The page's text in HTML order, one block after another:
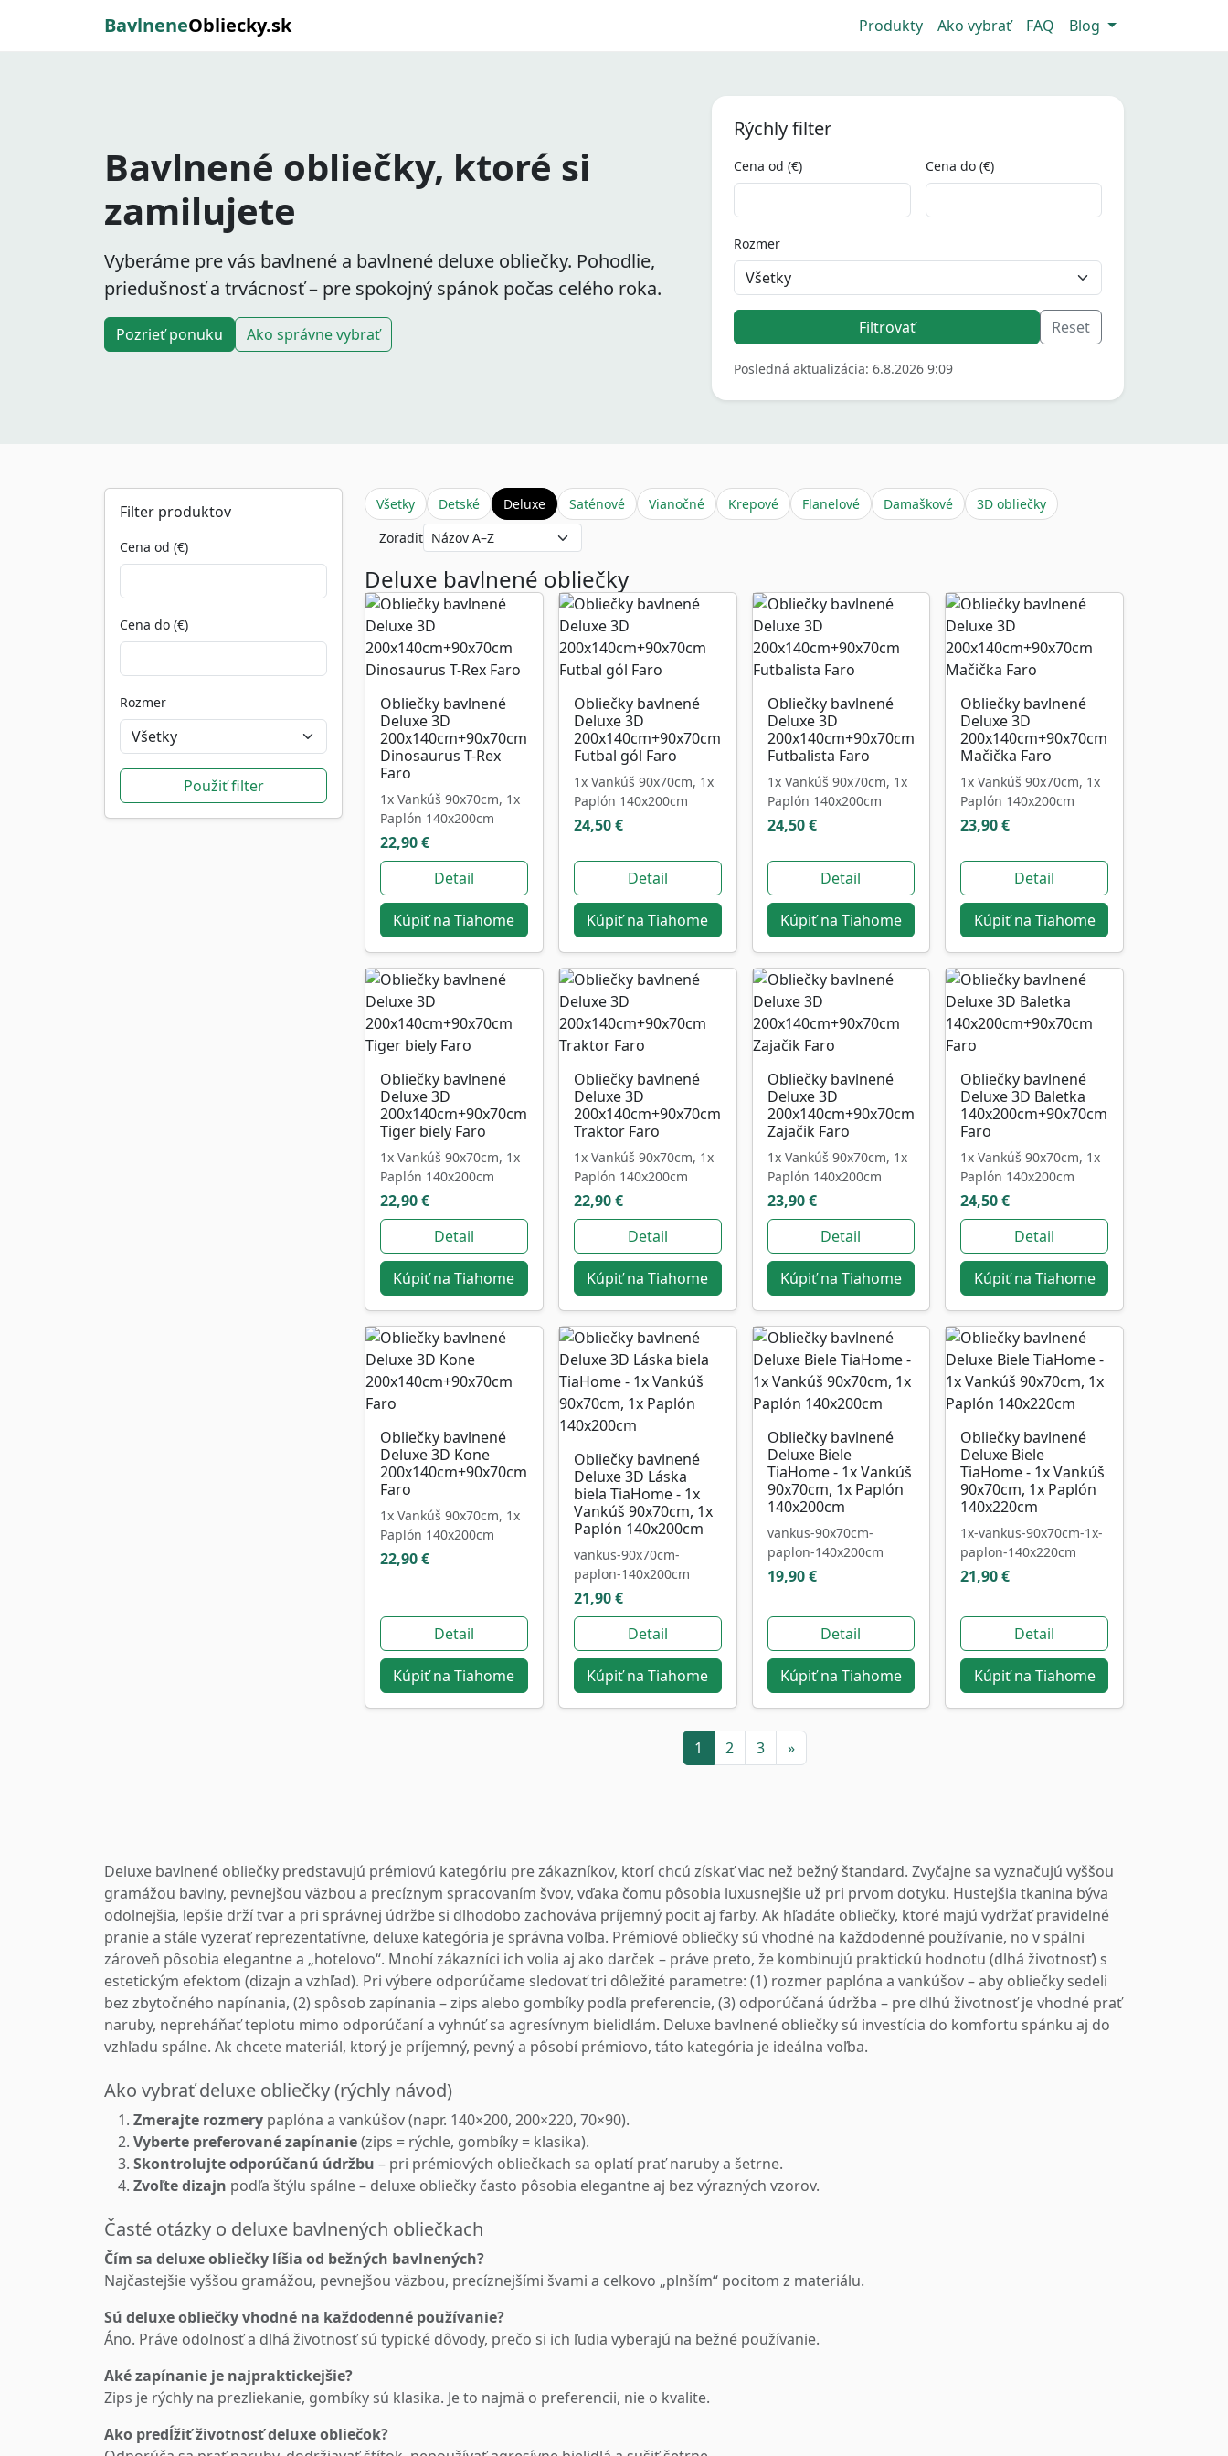
BavlneneObliecky.sk Produkty Ako vybrať FAQ Blog
Bavlnené obliečky, ktoré si
zamilujete
Vyberáme pre vás bavlnené a bavlnené deluxe obliečky. Pohodlie,
priedušnosť a trvácnosť – pre spokojný spánok počas celého roka.
Pozrieť ponuku Ako správne vybrať
Rýchly filter
Cena od (€) Cena do (€)
Rozmer
Posledná aktualizácia: 6.8.2026 9:09
Filter produktov
Cena od (€)
Cena do (€)
Rozmer
Všetky Detské Deluxe Saténové Vianočné Krepové Flanelové Damaškové
3D obliečky
Zoradiť
Deluxe bavlnené obliečky
Obliečky bavlnené
Deluxe 3D
200x140cm+90x70cm
Dinosaurus T-Rex
Faro
1x Vankúš 90x70cm, 1x
Paplón 140x200cm
22,90 €
Detail
Kúpiť na Tiahome
Obliečky bavlnené
Deluxe 3D
200x140cm+90x70cm
Futbal gól Faro
1x Vankúš 90x70cm, 1x
Paplón 140x200cm
24,50 €
Detail
Kúpiť na Tiahome
Obliečky bavlnené
Deluxe 3D
200x140cm+90x70cm
Futbalista Faro
1x Vankúš 90x70cm, 1x
Paplón 140x200cm
24,50 €
Detail
Kúpiť na Tiahome
Obliečky bavlnené
Deluxe 3D
200x140cm+90x70cm
Mačička Faro
1x Vankúš 90x70cm, 1x
Paplón 140x200cm
23,90 €
Detail
Kúpiť na Tiahome
Obliečky bavlnené
Deluxe 3D
200x140cm+90x70cm
Tiger biely Faro
1x Vankúš 90x70cm, 1x
Paplón 140x200cm
22,90 €
Detail
Kúpiť na Tiahome
Obliečky bavlnené
Deluxe 3D
200x140cm+90x70cm
Traktor Faro
1x Vankúš 90x70cm, 1x
Paplón 140x200cm
22,90 €
Detail
Kúpiť na Tiahome
Obliečky bavlnené
Deluxe 3D
200x140cm+90x70cm
Zajačik Faro
1x Vankúš 90x70cm, 1x
Paplón 140x200cm
23,90 €
Detail
Kúpiť na Tiahome
Obliečky bavlnené
Deluxe 3D Baletka
140x200cm+90x70cm
Faro
1x Vankúš 90x70cm, 1x
Paplón 140x200cm
24,50 €
Detail
Kúpiť na Tiahome
Obliečky bavlnené
Deluxe 3D Kone
200x140cm+90x70cm
Faro
1x Vankúš 90x70cm, 1x
Paplón 140x200cm
22,90 €
Detail
Kúpiť na Tiahome
Obliečky bavlnené
Deluxe 3D Láska
biela TiaHome - 1x
Vankúš 90x70cm, 1x
Paplón 140x200cm
vankus-90x70cm-
paplon-140x200cm
21,90 €
Detail
Kúpiť na Tiahome
Obliečky bavlnené
Deluxe Biele
TiaHome - 1x Vankúš
90x70cm, 1x Paplón
140x200cm
vankus-90x70cm-
paplon-140x200cm
19,90 €
Detail
Kúpiť na Tiahome
Obliečky bavlnené
Deluxe Biele
TiaHome - 1x Vankúš
90x70cm, 1x Paplón
140x220cm
1x-vankus-90x70cm-1x-
paplon-140x220cm
21,90 €
Detail
Kúpiť na Tiahome
1 2 3 »
Deluxe bavlnené obliečky predstavujú prémiovú kategóriu pre zákazníkov, ktorí chcú získať viac než bežný štandard. Zvyčajne sa vyznačujú vyššou
gramážou bavlny, pevnejšou väzbou a precíznym spracovaním švov, vďaka čomu pôsobia luxusnejšie už pri prvom dotyku. Hustejšia tkanina býva
odolnejšia, lepšie drží tvar a pri správnej údržbe si dlhodobo zachováva príjemný pocit aj farby. Ak hľadáte obliečky, ktoré majú vydržať pravidelné
pranie a stále vyzerať reprezentatívne, deluxe kategória je správna voľba. Prémiové obliečky sú vhodné na každodenné používanie, no v spálni
zároveň pôsobia elegantne a „hotelovo“. Mnohí zákazníci ich volia aj ako darček – práve preto, že kombinujú praktickú hodnotu (dlhá životnosť) s
estetickým efektom (dizajn a vzhľad). Pri výbere odporúčame sledovať tri dôležité parametre: (1) rozmer paplóna a vankúšov – aby obliečky sedeli
bez zbytočného napínania, (2) spôsob zapínania – zips alebo gombíky podľa preferencie, (3) odporúčaná údržba – pre dlhú životnosť je vhodné prať
naruby, nepreháňať teplotu mimo odporúčaní a vyhnúť sa agresívnym bielidlám. Deluxe bavlnené obliečky sú investícia do komfortu spánku aj do
vzhľadu spálne. Ak chcete materiál, ktorý je príjemný, pevný a pôsobí prémiovo, táto kategória je ideálna voľba.
Ako vybrať deluxe obliečky (rýchly návod)
Zmerajte rozmery paplóna a vankúšov (napr. 140×200, 200×220, 70×90).
Vyberte preferované zapínanie(zips = rýchle, gombíky = klasika).
Skontrolujte odporúčanú údržbu – pri prémiových obliečkach sa oplatí prať naruby a šetrne.
Zvoľte dizajn podľa štýlu spálne – deluxe obliečky často pôsobia elegantne aj bez výrazných vzorov.
Časté otázky o deluxe bavlnených obliečkach
Čím sa deluxe obliečky líšia od bežných bavlnených?
Najčastejšie vyššou gramážou, pevnejšou väzbou, precíznejšími švami a celkovo „plnším“ pocitom z materiálu.
Sú deluxe obliečky vhodné na každodenné používanie?
Áno. Práve odolnosť a dlhá životnosť sú typické dôvody, prečo si ich ľudia vyberajú na bežné používanie.
Aké zapínanie je najpraktickejšie?
Zips je rýchly na prezliekanie, gombíky sú klasika. Je to najmä o preferencii, nie o kvalite.
Ako predĺžiť životnosť deluxe obliečok?